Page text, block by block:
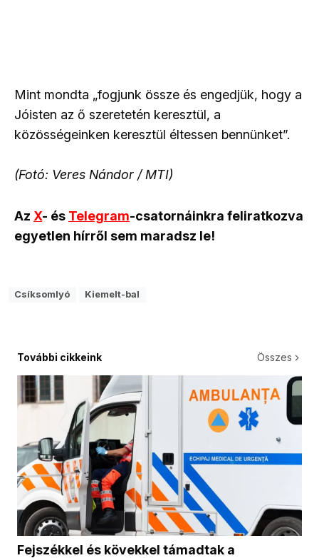
Mint mondta „fogjunk össze és engedjük, hogy a
Jóisten az ő szeretetén keresztül, a
közösségeinken keresztül éltessen bennünket”.
(Fotó: Veres Nándor / MTI)
Az X- és Telegram-csatornáinkra feliratkozva
egyetlen hírről sem maradsz le!
Csíksomlyó Kiemelt-bal
További cikkeink Összes
Fejszékkel és kövekkel támadtak a